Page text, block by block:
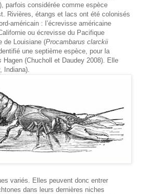
parfois considérée comme espèce
Rivières, étangs et lacs ont été colonisés
américain : l’écrevisse américaine
ou écrevisse du Pacifique
de Louisiane (Procambarus clarckii
une septième espèce, pour la
Hagen (Chucholl et Daudey 2008). Elle
Indiana).
variés. Elles peuvent donc entrer
dans leurs dernières niches